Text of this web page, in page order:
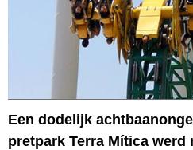
Een dodelijk
pretpark Terra Mítica